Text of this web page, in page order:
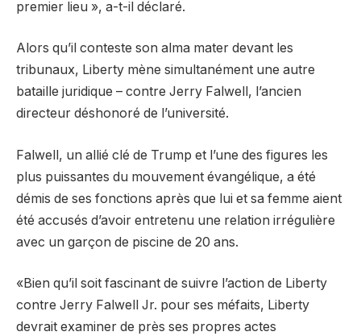
premier lieu », a-t-il déclaré.
Alors qu’il conteste son alma mater devant les
tribunaux, Liberty mène simultanément une autre
bataille juridique – contre Jerry Falwell, l’ancien
directeur déshonoré de l’université.
Falwell, un allié clé de Trump et l’une des figures les
plus puissantes du mouvement évangélique, a été
démis de ses fonctions après que lui et sa femme aient
été accusés d’avoir entretenu une relation irrégulière
avec un garçon de piscine de 20 ans.
«Bien qu’il soit fascinant de suivre l’action de Liberty
contre Jerry Falwell Jr. pour ses méfaits, Liberty
devrait examiner de près ses propres actes